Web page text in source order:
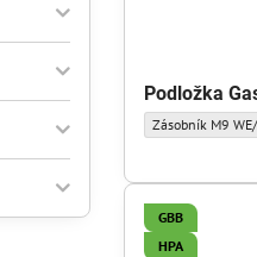
Podložka
Podložka
Zásobník M9
GBB
HPA